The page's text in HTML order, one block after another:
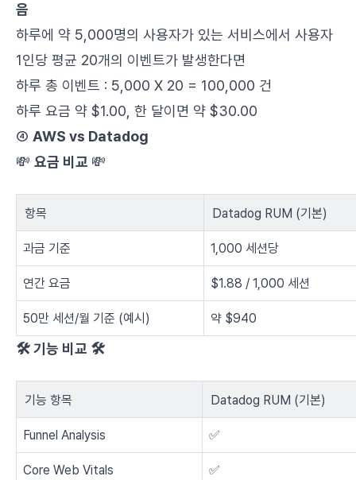
음
하루에 약 5,000명의 사용자가 있는 서비스에서 사용자
1인당 평균 20개의 이벤트가 발생한다면
하루 총 이벤트 : 5,000 X 20 = 100,000 건
하루 요금 약 $1.00, 한 달이면 약 $30.00
④ AWS vs Datadog
💸 요금 비교 💸
항목 Datadog RUM (기본)
과금 기준 1,000 세션당
연간 요금 $1.88 / 1,000 세션
50만 세션/월 기준 (예시) 약 $940
🛠️ 기능 비교 🛠️
기능 항목 Datadog RUM (기본)
Funnel Analysis ✅
Core Web Vitals ✅